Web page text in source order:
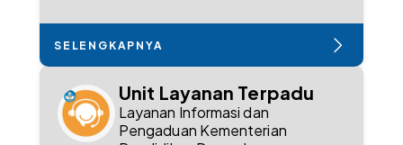
SELENGKAPNYA
Unit Layanan Terpadu
Layanan Informasi dan
Pengaduan Kementerian